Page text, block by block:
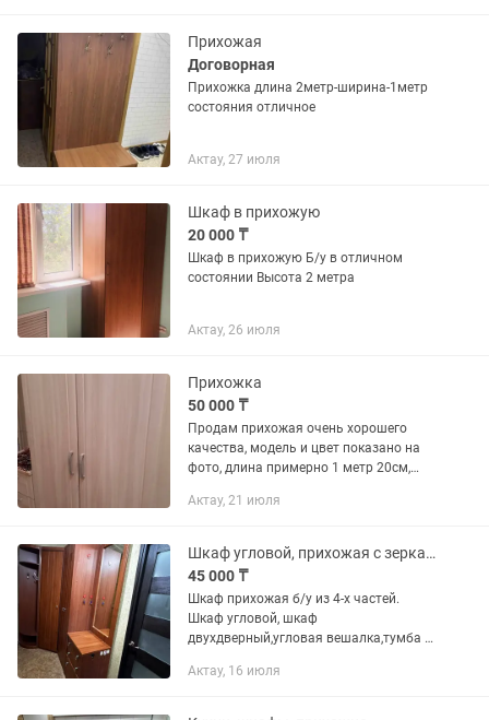
Прихожая
Договорная
Прихожка длина 2метр-ширина-1метр
состояния отличное
Актау, 27 июля
Шкаф в прихожую
20 000 ₸
Шкаф в прихожую Б/у в отличном
состоянии Высота 2 метра
Актау, 26 июля
Прихожка
50 000 ₸
Продам прихожая очень хорошего
качества, модель и цвет показано на
фото, длина примерно 1 метр 20см,
Актау, 21 июля
Шкаф угловой, прихожая с зеркалом.
45 000 ₸
Шкаф прихожая б/у из 4-х частей.
Шкаф угловой, шкаф
двухдверный,угловая вешалка,тумба с
полка под обувь. Без особых дефектов.
Актау, 16 июля